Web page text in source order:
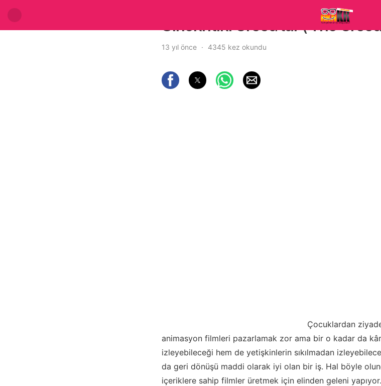
Sinekritik: Crood’lar ( The
13 yıl önce 4345 kez okundu
Çocuklardan
animasyon filmleri pazarlamak zor ama bir o kadar da
izleyebileceği hem de yetişkinlerin sıkılmadan
da geri dönüşü maddi olarak iyi olan bir iş. Hal böyle
içeriklere sahip filmler üretmek için elinden geleni yapıyor.